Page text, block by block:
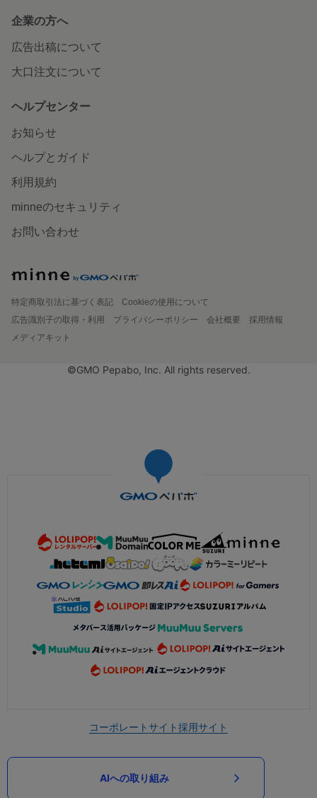
企業の方へ
広告出稿について
大口注文について
ヘルプセンター
お知らせ
ヘルプとガイド
利用規約
minneのセキュリティ
お問い合わせ
特定商取引法に基づく表記
Cookieの使用について
広告識別子の取得・利用
プライバシーポリシー 会社概要
採用情報
メディアキット
©GMO Pepabo, Inc. All rights reserved.
コーポレートサイト採用サイト
AIへの取り組み